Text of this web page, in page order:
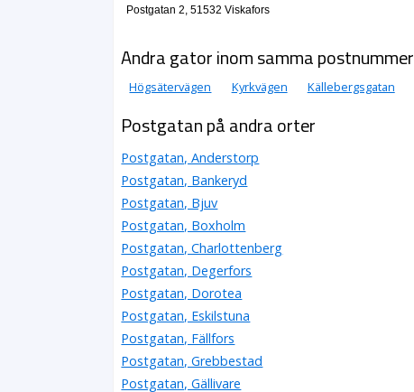
Postgatan 2, 51532 Viskafors
Andra gator inom samma postnummer
Högsätervägen Kyrkvägen Källebergsgatan
Postgatan på andra orter
Postgatan, Anderstorp
Postgatan, Bankeryd
Postgatan, Bjuv
Postgatan, Boxholm
Postgatan, Charlottenberg
Postgatan, Degerfors
Postgatan, Dorotea
Postgatan, Eskilstuna
Postgatan, Fällfors
Postgatan, Grebbestad
Postgatan, Gällivare